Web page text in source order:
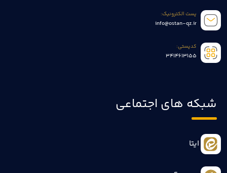
پست الکترونیک:
info@ostan-qz.ir
کدپستی:
3414613155
شبکه های اجتماعی
ایتا